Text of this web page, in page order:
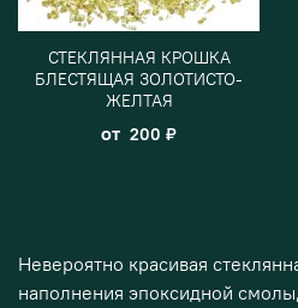
СТЕКЛЯННАЯ КРОШКА
БЛЕСТЯЩАЯ ЗОЛОТИСТО-
ЖЕЛТАЯ
от 200 ₽
Невероятно красивая
наполнения эпоксидной